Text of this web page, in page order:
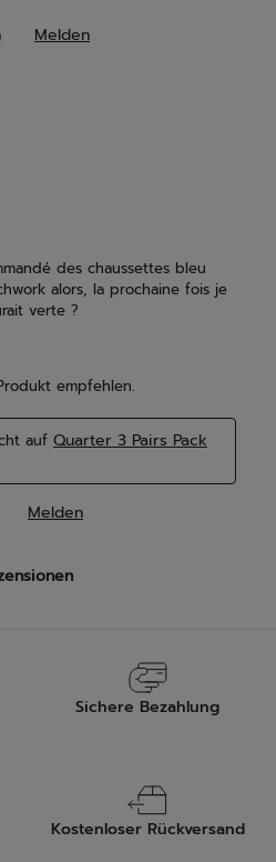
Sichere Bezahlung
Kostenloser Rückversand